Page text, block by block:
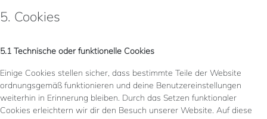
5. Cookies
5.1 Technische oder funktionelle Cookies
Einige Cookies stellen sicher, dass bestimmte Teile der Website
ordnungsgemäß funktionieren und deine Benutzereinstellungen
weiterhin in Erinnerung bleiben. Durch das Setzen funktionaler
Cookies erleichtern wir dir den Besuch unserer Website. Auf diese